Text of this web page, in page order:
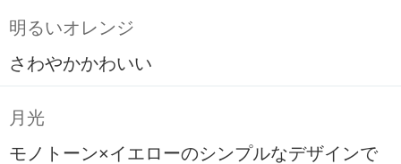
明るいオレンジ
さわやかかわいい
月光
モノトーン×イエローのシンプルなデザインで